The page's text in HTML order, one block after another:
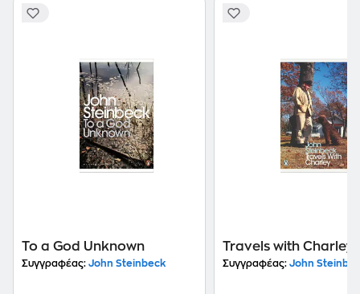
To a God Unknown
Συγγραφέας: John Steinbeck
Travels with Charley
Συγγραφέας: John